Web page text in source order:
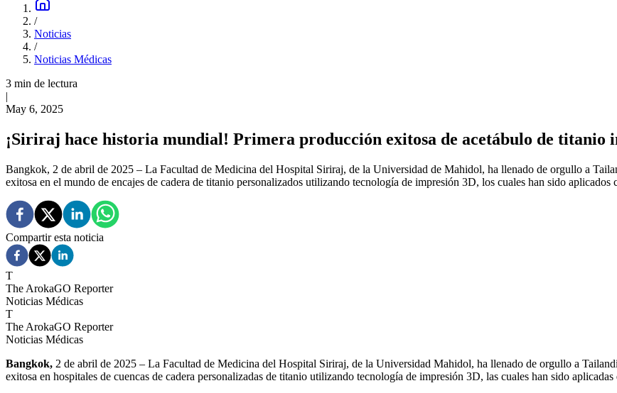
/
Noticias
/
Noticias Médicas
3 min de lectura
|
May 6, 2025
¡Siriraj hace historia mundial! Primera producción exitosa de acetábulo de titanio
Bangkok, 2 de abril de 2025 – La Facultad de Medicina del Hospital Siriraj, de la Universidad de Mahidol, ha llenado de orgullo a
exitosa en el mundo de encajes de cadera de titanio personalizados utilizando tecnología de impresión 3D, los cuales han sido aplicados
Compartir esta noticia
T
The ArokaGO Reporter
Noticias Médicas
T
The ArokaGO Reporter
Noticias Médicas
Bangkok, 2 de abril de 2025 – La Facultad de Medicina del Hospital Siriraj, de la Universidad Mahidol, ha llenado de orgullo a
exitosa en hospitales de cuencas de cadera personalizadas de titanio utilizando tecnología de impresión 3D, las cuales han sido